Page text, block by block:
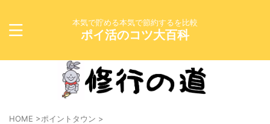
本気で貯める本気で節約するを比較
ポイ活のコツ大百科
HOME >ポイントタウン >